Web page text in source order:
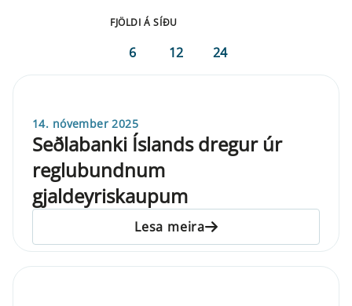
FJÖLDI Á SÍÐU
6 12 24
14. nóvember 2025
Seðlabanki Íslands dregur úr
reglubundnum
gjaldeyriskaupum
Lesa meira